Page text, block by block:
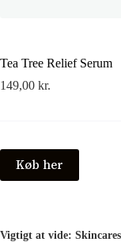
Tea Tree Relief Serum
149,00 kr.
Køb her
Vigtigt at vide: